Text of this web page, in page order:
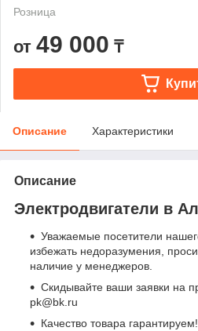
Розница
от 49 000 ₸
Описание Характеристики
Описание
Электродвигатели в
Уважаемые посетители
избежать недоразумения,
наличие у менеджеров.
Скидывайте ваши заявки на
pk@bk.ru
Качество товара гарантируем!